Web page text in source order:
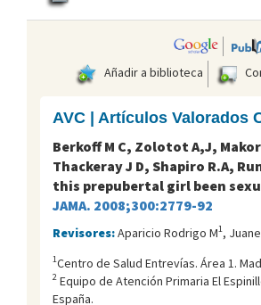
Añadir a biblioteca
AVC | Artículos Valorados
Berkoff M C, Zolotot A,J,
Thackeray J D, Shapiro R.A,
this prepubertal girl been
JAMA. 2008;300:2779-92
Revisores:Aparicio Rodrigo M1,
1Centro de Salud Entreví­as. Área 1.
2 Equipo de Atención Primaria El
España.